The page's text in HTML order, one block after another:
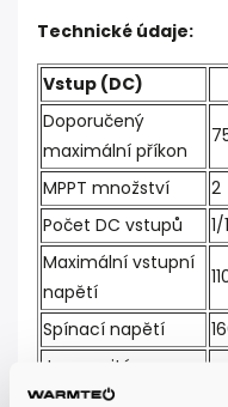
Technické údaje:
Vstup (DC)
Doporučený
maximální příkon
MPPT množství
2
Počet DC vstupů
1/1
Maximální vstupní
napětí
Spínací napětí
Jmenovité
provozní napětí